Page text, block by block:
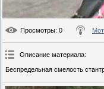
Просмотры: 0
Описание материала:
Беспредельная смелость